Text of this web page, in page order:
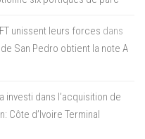
unissent leurs forces dans
San Pedro obtient la note A
investi dans l’acquisition de
Côte d’Ivoire Terminal